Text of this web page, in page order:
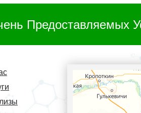
Предоставляемых